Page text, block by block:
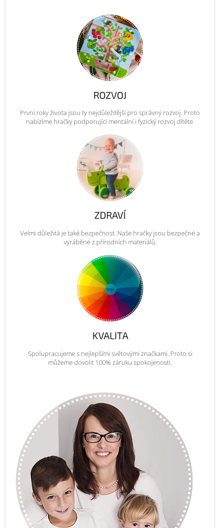
ROZVOJ
První roky života jsou ty nejdůležitější pro správný rozvoj. Proto
nabízíme hračky podporující mentální i fyzický rozvoj dítěte.
ZDRAVÍ
Velmi důležitá je také bezpečnost. Naše hračky jsou bezpečné a
vyráběné z přírodních materiálů.
KVALITA
Spolupracujeme s nejlepšími světovými značkami. Proto si
můžeme dovolit 100% záruku spokojenosti.